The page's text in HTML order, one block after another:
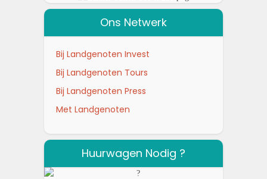
Ons Netwerk
Bij Landgenoten Invest
Bij Landgenoten Tours
Bij Landgenoten Press
Met Landgenoten
Huurwagen Nodig ?